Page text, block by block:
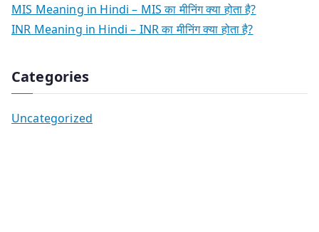
MIS Meaning in Hindi – MIS का मीनिंग क्या होता है?
INR Meaning in Hindi – INR का मीनिंग क्या होता है?
Categories
Uncategorized